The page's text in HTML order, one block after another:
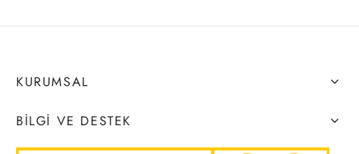
KURUMSAL
BILGI VE DESTEK